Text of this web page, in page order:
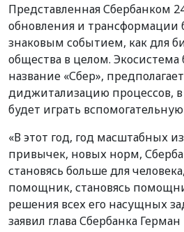
Представленная Сбербанком
обновления и трансформации
знаковым событием, как для
общества в целом. Экосистема
название «Сбер»,
диджитализацию процессов, в
будет играть
«В этот год, год масштабных
привычек, новых норм,
становясь больше для
помощник, становясь
решения всех его насущных
заявил глава Сбербанка